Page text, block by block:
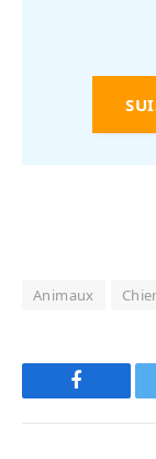
Animaux
Facebook